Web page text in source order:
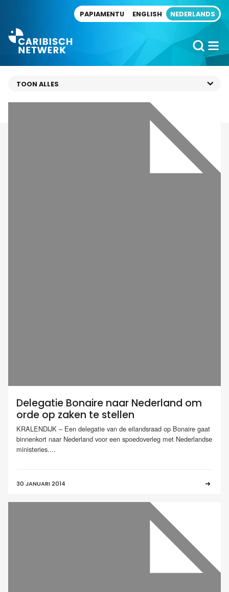
PAPIAMENTU ENGLISH NEDERLANDS
Delegatie Bonaire naar Nederland om
orde op zaken te stellen
KRALENDIJK – Een delegatie van de eilandsraad op Bonaire gaat
binnenkort naar Nederland voor een spoedoverleg met Nederlandse
ministeries....
30 JANUARI 2014